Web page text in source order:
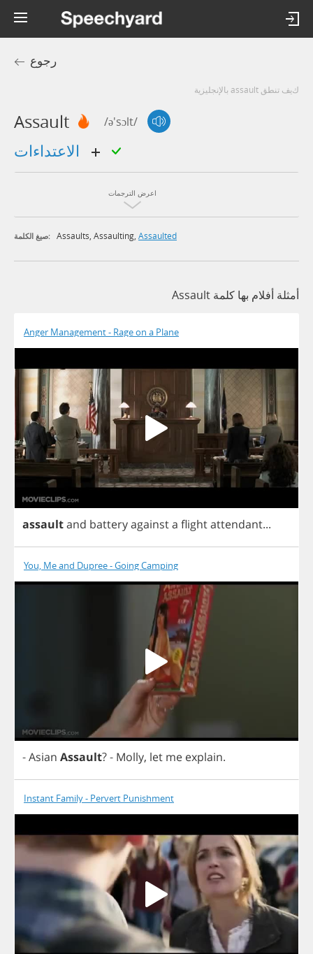
رجوع
كيف تنطق assault بالإنجليزية
Assault /ə'sɔlt/
اعرض الترجمات
صيغ الكلمة: Assaults, Assaulting, Assaulted
أمثلة أفلام بها كلمة Assault
Anger Management - Rage on a Plane
assaultand batteryagainsta flightattendant...
You, Me and Dupree - Going Camping
-Asian Assault?- Molly, let me explain.
Instant Family - Pervert Punishment